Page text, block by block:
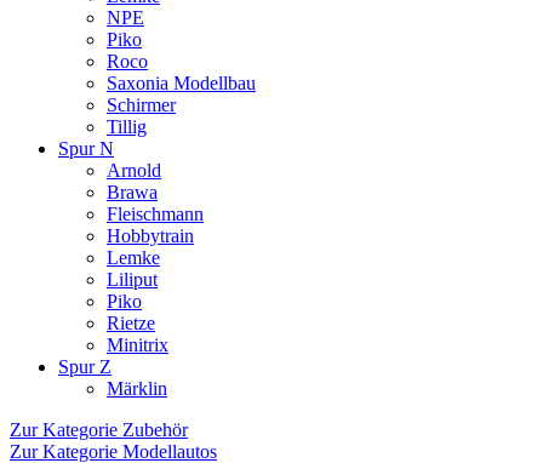
NPE
Piko
Roco
Saxonia Modellbau
Schirmer
Tillig
Spur N
Arnold
Brawa
Fleischmann
Hobbytrain
Lemke
Liliput
Piko
Rietze
Minitrix
Spur Z
Märklin
Zur Kategorie Zubehör
Zur Kategorie Modellautos